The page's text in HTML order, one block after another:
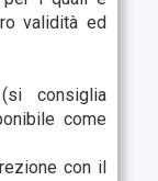
validità ed
consiglia
come
con il